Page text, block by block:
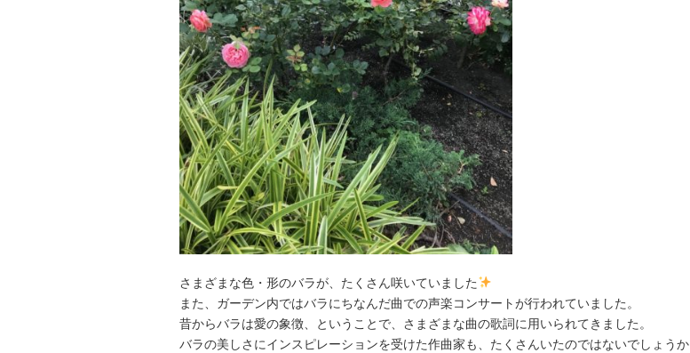
さまざまな色・形のバラが、たくさん咲いていました
また、ガーデン内ではバラにちなんだ曲での声楽コンサートが行われていました。
昔からバラは愛の象徴、ということで、さまざまな曲の歌詞に用いられてきました。
バラの美しさにインスピレーションを受けた作曲家も、たくさんいたのではないでしょうか